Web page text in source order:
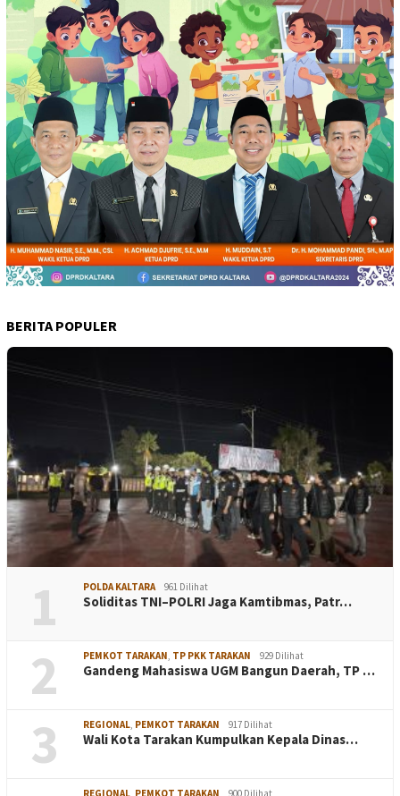
BERITA POPULER
1 POLDA KALTARA 961 Dilihat
Soliditas TNI–POLRI Jaga Kamtibmas, Patr…
2 PEMKOT TARAKAN, TP PKK TARAKAN 929 Dilihat
Gandeng Mahasiswa UGM Bangun Daerah, TP …
3 REGIONAL, PEMKOT TARAKAN 917 Dilihat
Wali Kota Tarakan Kumpulkan Kepala Dinas…
REGIONAL PEMKOT TARAKAN 900 Dilihat